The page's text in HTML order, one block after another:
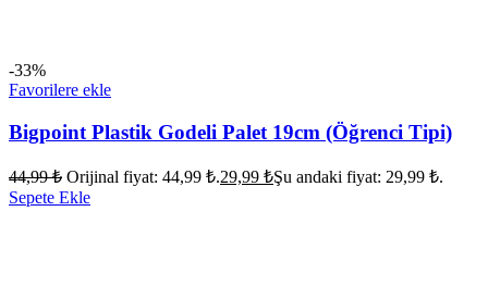
-33%
Favorilere ekle
Bigpoint Plastik Godeli Palet 19cm (Öğrenci Tipi)
44,99₺ Orijinal fiyat: 44,99 ₺.29,99 ₺Şu andaki fiyat: 29,99 ₺.
Sepete Ekle